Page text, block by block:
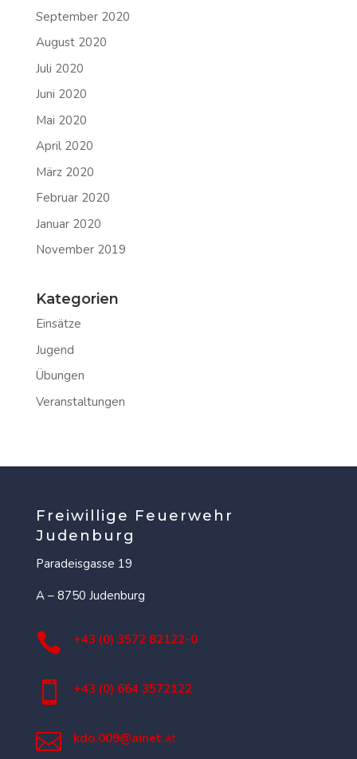
September 2020
August 2020
Juli 2020
Juni 2020
Mai 2020
April 2020
März 2020
Februar 2020
Januar 2020
November 2019
Kategorien
Einsätze
Jugend
Übungen
Veranstaltungen
Freiwillige Feuerwehr
Judenburg
Paradeisgasse 19
A – 8750 Judenburg
 +43 (0) 3572 82122-0
 +43 (0) 664 3572122
 kdo.009@ainet.at